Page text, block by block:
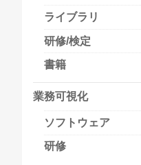
ライブラリ
研修/検定
書籍
業務可視化
ソフトウェア
研修